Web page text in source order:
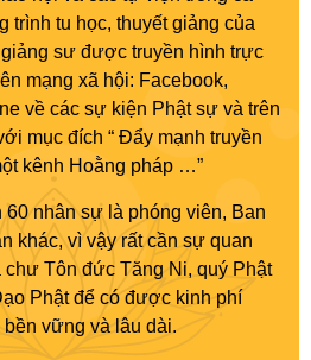
trình tu học, thuyết giảng của
sư được truyền hình trực
mạng xã hội: Facebook,
về các sự kiện Phật sự và trên
mục đích “ Đẩy mạnh truyền
kênh Hoằng pháp …”
60 nhân sự là phóng viên, Ban
khác, vì vậy rất cần sự quan
chư Tôn đức Tăng Ni, quý Phật
Phật để có được kinh phí
vững và lâu dài.